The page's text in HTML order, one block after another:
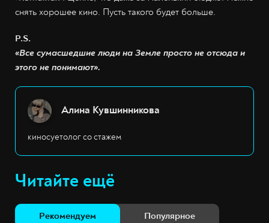
снять хорошее кино. Пусть такого будет больше.
P.S.
«Все сумасшедшие люди на Земле просто не отсюда и
этого не понимают».
Алина Кувшинникова
киносуетолог со стажем
Читайте ещё
Рекомендуем Популярное